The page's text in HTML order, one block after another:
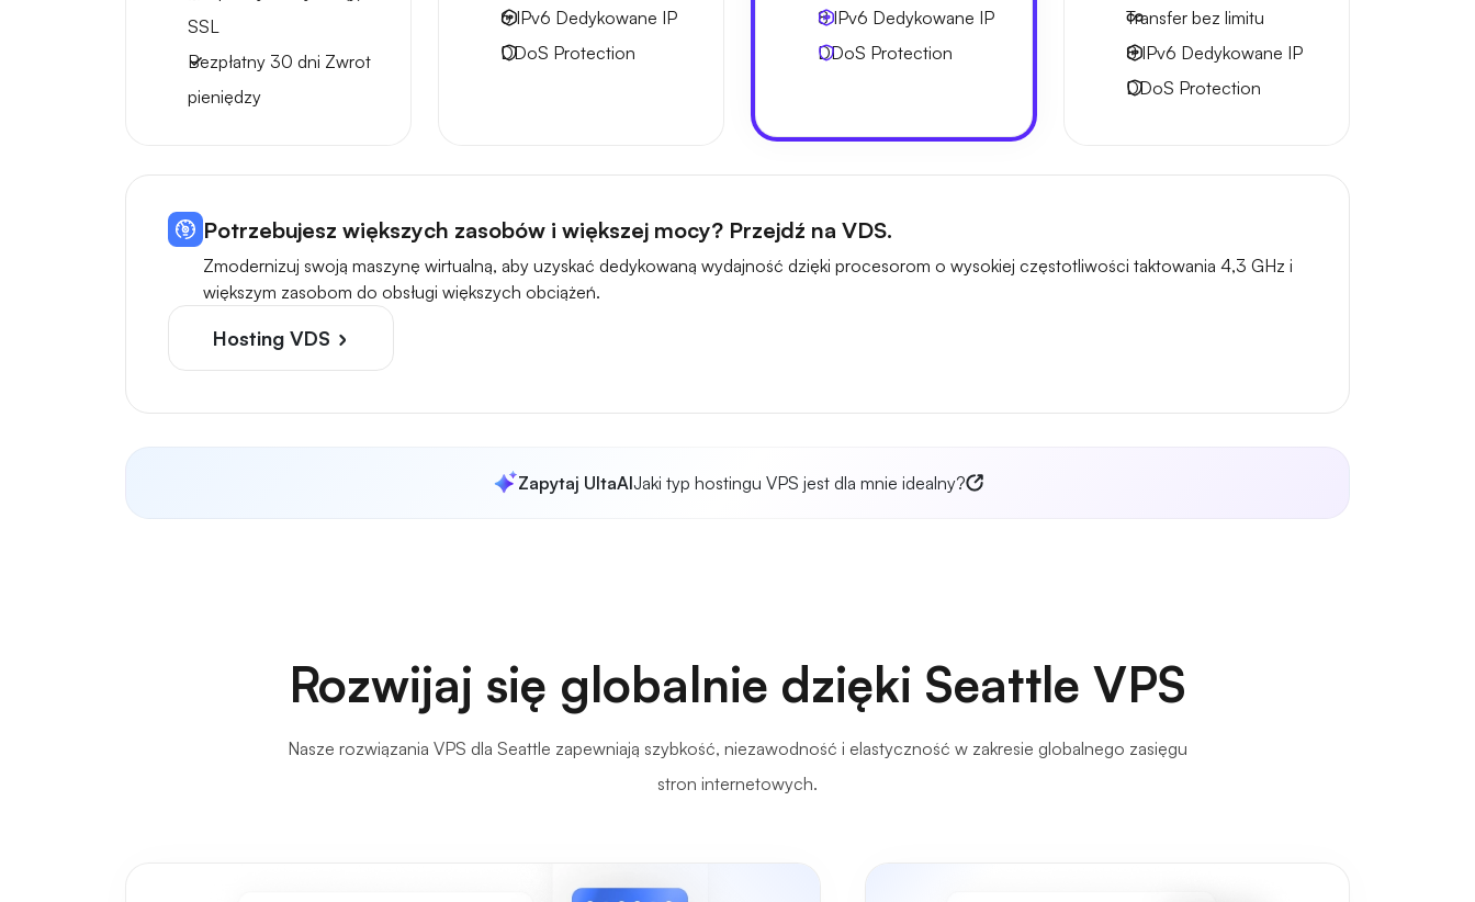
SSL
Bezpłatny 30 dni Zwrot
pieniędzy
6 IPv6 Dedykowane IP
DDoS Protection
8 IPv6 Dedykowane IP
DDoS Protection
Transfer bez limitu
8 IPv6 Dedykowane IP
DDoS Protection
Potrzebujesz większych zasobów i większej mocy? Przejdź na VDS.
Zmodernizuj swoją maszynę wirtualną, aby uzyskać dedykowaną wydajność dzięki procesorom o wysokiej częstotliwości taktowania 4,3 GHz i
większym zasobom do obsługi większych obciążeń.
Hosting VDS
Zapytaj UltaAIJaki typ hostingu VPS jest dla mnie idealny?
Rozwijaj się globalnie dzięki Seattle VPS
Nasze rozwiązania VPS dla Seattle zapewniają szybkość, niezawodność i elastyczność w zakresie globalnego zasięgu
stron internetowych.